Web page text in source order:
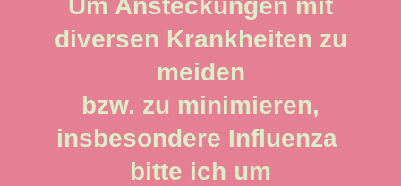
diversen Krankheiten zu
meiden
bzw. zu minimieren,
insbesondere Influenza
bitte ich um